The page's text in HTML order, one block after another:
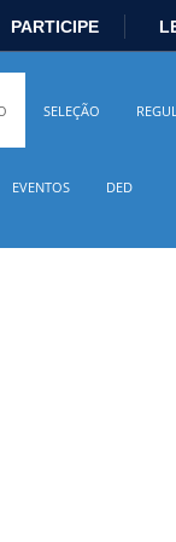
PARTICIPE
Ministério da
SELEÇÃO
EVENTOS DED